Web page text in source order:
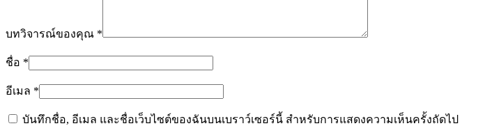
บทวิจารณ์ของคุณ *
ชื่อ *
อีเมล *
บันทึกชื่อ, อีเมล และชื่อเว็บไซต์ของฉันบนเบราว์เซอร์นี้ สำหรับการแสดงความเห็นครั้งถัดไป